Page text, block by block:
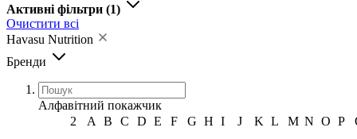
Активні фільтри (1)
Очистити всі
Havasu Nutrition
Бренди
Алфавітний покажчик
2
A B C D E F G H I J K L M N O P